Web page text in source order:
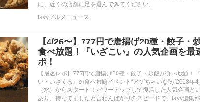
に、近くの店舗に足を運んでみてください。
favyグルメニュース
【4/26〜】777円で唐揚げ20種・餃子・
食べ放題！『いざこい』の人気企画を最
ポ！
【最速レポ】777円で唐揚げ20種・餃子・炒飯が食べ放題！
い・いざくる』の食べ放題イベント“アゲちゃいな”が2018年4
（水）からスタート！パワーアップして復活した人気企画と
あり、待ってましたと言わんばかりのスピードで、favy編集